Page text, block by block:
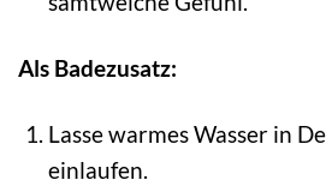
Als Badezusatz:
Lasse warmes Wasser in
einlaufen.